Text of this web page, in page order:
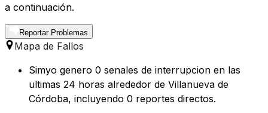
a continuación.
Reportar Problemas
Mapa de Fallos
Simyo genero 0 senales de interrupcion en las
ultimas 24 horas alrededor de Villanueva de
Córdoba, incluyendo 0 reportes directos.